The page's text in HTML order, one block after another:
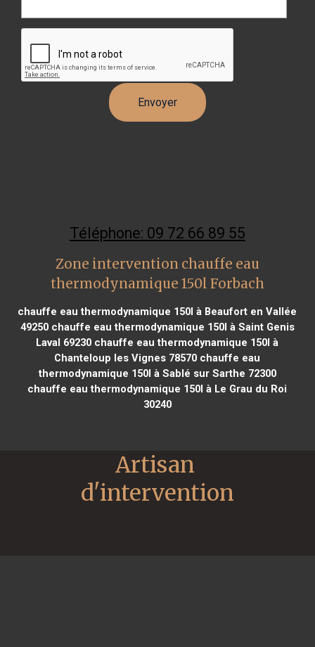
Téléphone: 09 72 66 89 55
Zone intervention chauffe eau
thermodynamique 150l Forbach
chauffe eau thermodynamique 150l à Beaufort en Vallée
49250chauffe eau thermodynamique 150l à Saint Genis
Laval 69230 chauffe eau thermodynamique 150l à
Chanteloup les Vignes 78570 chauffe eau
thermodynamique 150l à Sablé sur Sarthe 72300
chauffe eau thermodynamique 150l à Le Grau du Roi
30240
Artisan
d'intervention